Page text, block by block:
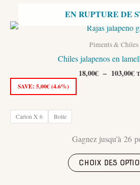
EN RUPTURE DE
Piments & Chiles
Chiles jalapenos en
18,00€ – 103,00€
SAVE: 5,00€(4.6%)
Carton X 6 Boite
Gagnez jusqu'à 26
CHOIX DES